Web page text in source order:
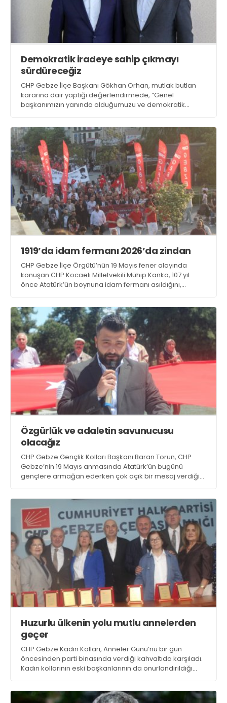
Demokratik iradeye sahip çıkmayı
sürdüreceğiz
CHP Gebze İlçe Başkanı Gökhan Orhan, mutlak butlan
kararına dair yaptığı değerlendirmede, “Genel
başkanımızın yanında olduğumuzu ve demokratik
1919’da idam fermanı 2026’da zindan
CHP Gebze İlçe Örgütü’nün 19 Mayıs fener alayında
konuşan CHP Kocaeli Milletvekili Mühip Kanko, 107 yıl
önce Atatürk’ün boynuna idam fermanı asıldığını,
Zindanı’nda tutulduğu söyledi
Özgürlük ve adaletin savunucusu
olacağız
CHP Gebze Gençlik Kolları Başkanı Baran Torun, CHP
Gebze’nin 19 Mayıs anmasında Atatürk’ün bugünü
gençlere armağan ederken çok açık bir mesaj verdiğini
Huzurlu ülkenin yolu mutlu annelerden
geçer
CHP Gebze Kadın Kolları, Anneler Günü’nü bir gün
öncesinden parti binasında verdiği kahvaltıda karşıladı.
Kadın kollarının eski başkanlarının da onurlandırıldığı